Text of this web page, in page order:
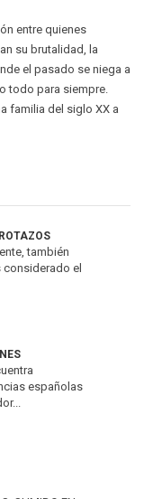
entre quienes
su brutalidad, la
el pasado se niega a
todo para siempre.
familia del siglo XX a
también
considerado el
españolas